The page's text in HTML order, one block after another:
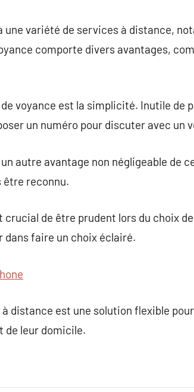
une variété de services à distance,
comporte divers avantages,
voyance est la simplicité. Inutile de
un numéro pour discuter avec un
autre avantage non négligeable de
être reconnu.
de être prudent lors du choix
dans faire un choix éclairé.
distance est une solution flexible
de leur domicile.